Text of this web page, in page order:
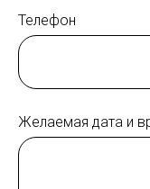
Телефон
Желаемая дата и